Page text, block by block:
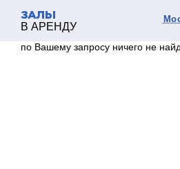
ЗАЛЫ
В АРЕНДУ
по Вашему запросу ничего не